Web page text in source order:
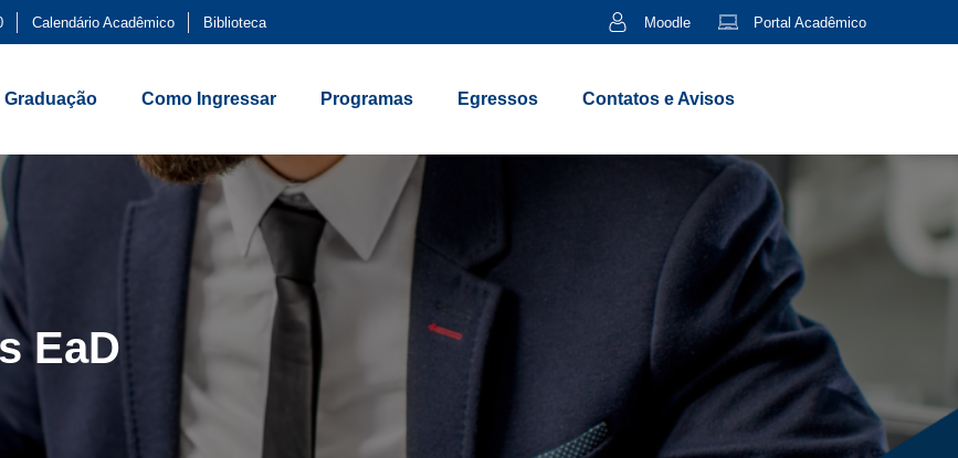
Calendário Acadêmico Biblioteca Moodle Portal Acadêmico
Graduação Como Ingressar Programas Egressos Contatos e Avisos
EaD